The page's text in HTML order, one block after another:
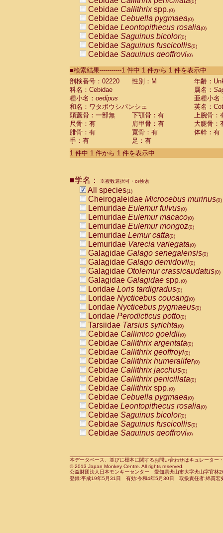
(0)
Cebidae Callithrixspp.(0)
Cebidae Cebuella pygmaea(0)
Cebidae Leontopithecus rosalia(0)
Cebidae Saguinus bicolor(0)
Cebidae Saguinus fuscicollis(0)
Cebidae Saguinus geoffroyi(0)
CebidaeSaguinus labiatus(0)
Cebidae Saguinus leucopus (0)
Cebidae
Cebidae
CebidaeSaguinus nigricollis (0)
Cebidae Saguinus oedipus
Cebidae Saguinus weddelli
Cebidae Saguinusspp.
Cebidae Aotus trivirgatus
Cebidae Cebus albifrons
CebidaeCebus nigrivittatus
CebidaeCebus
CebidaeSaimiri boliviensis(0)
CebidaeSaimiri sciureus(0)
AtelidaeAlouatta caraya(0)
AtelidaeAlouatta fusca(0)
AtelidaeAlouatta seniculus
AtelidaeAlouattaspp.(0)
AtelidaeAteles belzebuth(0)
AtelidaeAteles geoffroyi(0)
AtelidaeAteles paniscus(0)
AtelidaeAtelesspp.(0)
Atelidae Lagothrix lagothricha
AtelidaeLagothrix lagothricha cana
PitheciidaeCacajao calvus
PitheciidaeCallicebus cupreus
PitheciidaeCallicebus donacophilus
PitheciidaeCallicebus moloch
PitheciidaeCallicebus torquatus
PitheciidaeCallicebusspp.(0)
PitheciidaeChiropotes satanas(0)
PitheciidaePithecia monachus
PitheciidaePithecia pithecia(0)
CercopithecidaeCercocebus agilis
CercopithecidaeCercocebus
CercopithecidaeCercocebus
CercopithecidaeCercocebus
CercopithecidaeCercocebus
CercopithecidaeCercocebushybrid
CercopithecidaePapio anubis(0)
CercopithecidaePapio cynocephalus
CercopithecidaePapio hamadryas(0)
■検索結果-----------1 件中 1 件から 1 件を表示中
剖検番号：02220
性別：M
年齢：
科名：Cebidae
属名：
種小名： oedipus
亜種小名
和名：ワタボウシパンシェ
英名：
頭蓋骨：一部無
下顎骨：有
上腕骨：
尺骨：有
肩甲骨：有
大腿骨：
腓骨：有
寛骨：有
体幹：有
手：有
足：有
1 件中 1 件から 1 件を表示中
■学名： ※複数選択可・or検索
All species(1)
Cheirogaleidae Microcebus murinus(0)
Lemuridae Eulemur fulvus(0)
Lemuridae Eulemur macaco(0)
Lemuridae Eulemur mongoz(0)
Lemuridae Lemur catta(0)
Lemuridae Varecia variegata(0)
Galagidae Galago senegalensis(0)
Galagidae Galago demidovii(0)
Galagidae Otolemur crassicaudatus(0)
Galagidae Galagidae spp.(0)
Loridae Loris tardigradus(0)
Loridae Nycticebus coucang(0)
Loridae Nycticebus pygmaeus(0)
Loridae Perodicticus potto(0)
Tarsiidae Tarsius syrichta(0)
Cebidae Callimico goeldii(0)
Cebidae Callithrix argentata(0)
Cebidae Callithrix geoffroyi(0)
Cebidae Callithrix humeralifer(0)
Cebidae Callithrix jacchus(0)
Cebidae Callithrix penicillata(0)
Cebidae Callithrixspp.(0)
Cebidae Cebuella pygmaea(0)
Cebidae Leontopithecus rosalia(0)
Cebidae Saguinus bicolor(0)
Cebidae Saguinus fuscicollis(0)
Cebidae Saguinus geoffroyi(0)
CebidaeSaguinus leucopus(0)
CebidaeSaguinus midas(0)
Cebidae Saguinus mystax(0)
本データベース、並びに標本に関するお問い合わせはキュレータ
© 2013 Japan Monkey Centre. All rights reserved.
公益財団法人日本モンキーセンター 愛知県犬山市大字犬山字官
登録:平成19年5月31日 有効:令和4年5月30日 取扱責任者:綿貫宏